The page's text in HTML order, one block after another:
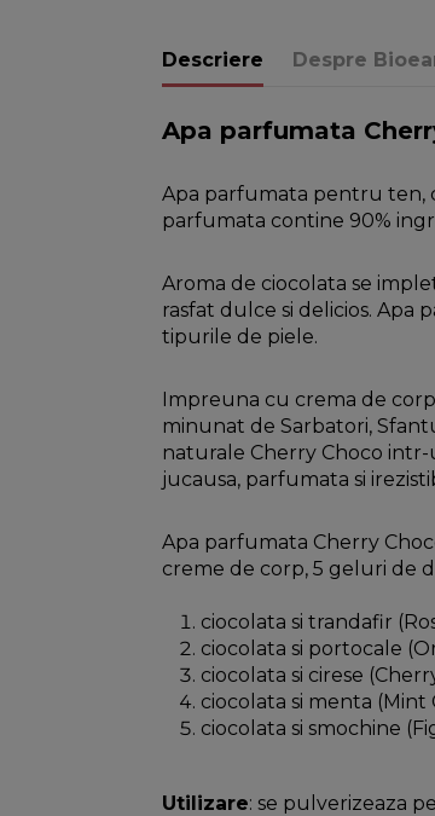
Descriere Despre
Apa parfumata
Apa parfumata pentru ten,
parfumata contine 90%
Aroma de ciocolata se
rasfat dulce si delicios.
tipurile de piele.
Impreuna cu crema de
minunat de Sarbatori,
naturale Cherry Choco
jucausa, parfumata si
Apa parfumata Cherry
creme de corp, 5 geluri de
ciocolata si trandafir
ciocolata si portocale
ciocolata si cirese
ciocolata si menta (Mint
ciocolata si smochine
Utilizare: se pulverizeaza